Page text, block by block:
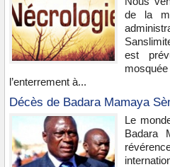
de la
est
l’enterrement à...
Décès de Badara Mamaya
Le
Badara